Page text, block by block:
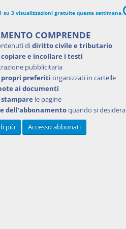
su 3 visualizzazioni gratuite questa settimana.
COMPRENDE
didiritto civile e tributario
copiare e incollare i testi
pubblicitaria
propri preferiti organizzati in cartelle
ai documenti
stampare le pagine
dell'abbonamentoquando si desidera
più
Accesso abbonati